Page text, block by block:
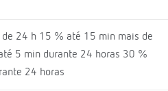
24 h 15 % até 15 min mais de
5 min durante 24 horas 30 %
24 horas